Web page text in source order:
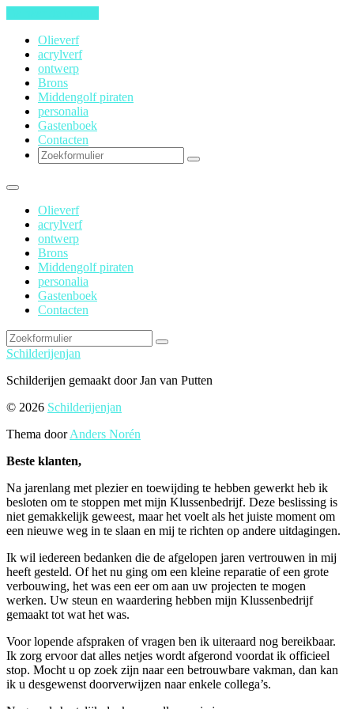
Olieverf
acrylverf
ontwerp
Brons
Middengolf piraten
personalia
Gastenboek
Contacten
Zoeken
Olieverf
acrylverf
ontwerp
Brons
Middengolf piraten
personalia
Gastenboek
Contacten
Zoeken
Schilderijenjan
Schilderijen gemaakt door Jan van Putten
© 2026 Schilderijenjan
Thema doorAnders Norén
Beste klanten,
Na jarenlang met plezier en toewijding te hebben gewerkt heb ik
besloten om te stoppen met mijn Klussenbedrijf. Deze beslissing is
niet gemakkelijk geweest, maar het voelt als het juiste moment om
een nieuwe weg in te slaan en mij te richten op andere uitdagingen.
Ik wil iedereen bedanken die de afgelopen jaren vertrouwen in mij
heeft gesteld. Of het nu ging om een kleine reparatie of een grote
verbouwing, het was een eer om aan uw projecten te mogen
werken. Uw steun en waardering hebben mijn Klussenbedrijf
gemaakt tot wat het was.
Voor lopende afspraken of vragen ben ik uiteraard nog bereikbaar.
Ik zorg ervoor dat alles netjes wordt afgerond voordat ik officieel
stop. Mocht u op zoek zijn naar een betrouwbare vakman, dan kan
ik u desgewenst doorverwijzen naar enkele collega’s.